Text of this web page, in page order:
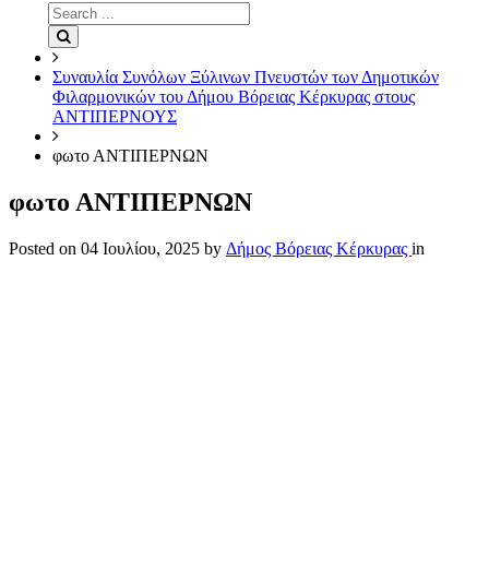
Search
for:
Συναυλία Συνόλων Ξύλινων Πνευστών των Δημοτικών
Φιλαρμονικών του Δήμου Βόρειας Κέρκυρας στους
ΑΝΤΙΠΕΡΝΟΥΣ
φωτο ΑΝΤΙΠΕΡΝΩΝ
φωτο ΑΝΤΙΠΕΡΝΩΝ
Posted on 04 Ιουλίου, 2025 by Δήμος Βόρειας Κέρκυρας in